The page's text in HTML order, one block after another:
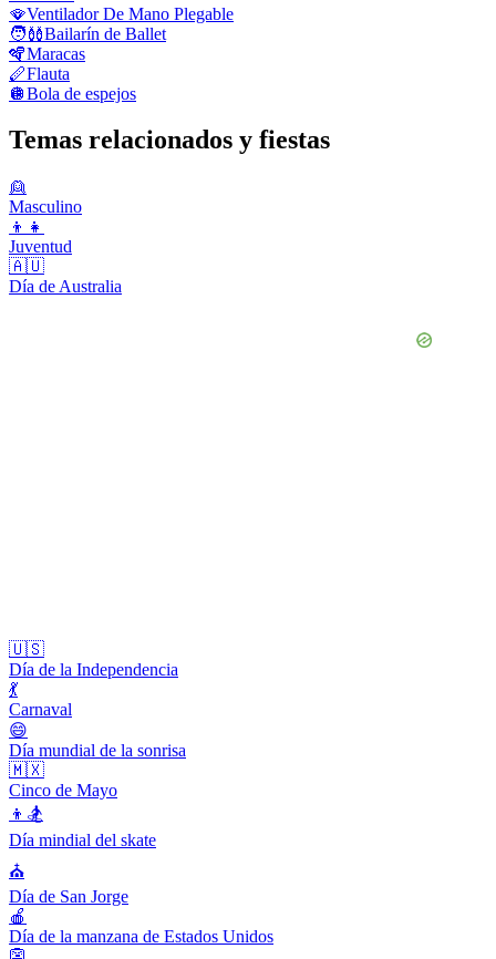
🪭Ventilador De Mano Plegable
🧑‍🩰Bailarín de Ballet
🪇Maracas
🪈Flauta
🪩Bola de espejos
Temas relacionados y fiestas
👱
Masculino
👦👧
Juventud
🇦🇺
Día de Australia
🇺🇸
Día de la Independencia
💃
Carnaval
😄
Día mundial de la sonrisa
🇲🇽
Cinco de Mayo
👦🏂
Día mindial del skate
⛪️
Día de San Jorge
🍎
Día de la manzana de Estados Unidos